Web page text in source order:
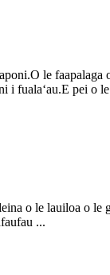
le faapalaga
i fualaʻau.E pei o
o le lauiloa o
...